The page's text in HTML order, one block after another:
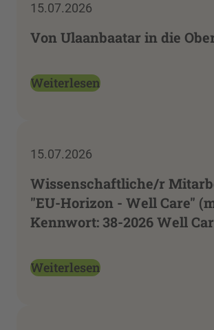
15.07.2026
Von Ulaanbaatar in die
Weiterlesen
15.07.2026
Wissenschaftliche/r
"EU-Horizon - Well Care"
Kennwort: 38-2026 Well
Weiterlesen